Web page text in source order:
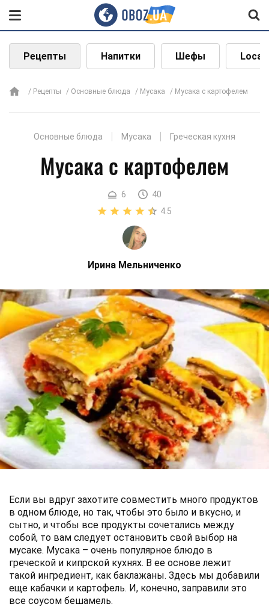
Рецепты Напитки Шефы Local
Рецепты Основные блюда Мусака Мусака с картофелем
Основные блюда Мусака Греческая кухня
Мусака с картофелем
6
40
4.5
Ирина Мельниченко
Если вы вдруг захотите совместить много продуктов
в одном блюде, но так, чтобы это было и вкусно, и
сытно, и чтобы все продукты сочетались между
собой, то вам следует остановить свой выбор на
мусаке. Мусака – очень популярное блюдо в
греческой и кипрской кухнях. В ее основе лежит
такой ингредиент, как баклажаны. Здесь мы добавили
еще кабачки и картофель. И, конечно, заправили это
все соусом бешамель.